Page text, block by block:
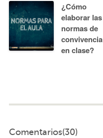
¿Cómo
elaborar las
normas de
convivencia
en clase?
Comentarios(30)